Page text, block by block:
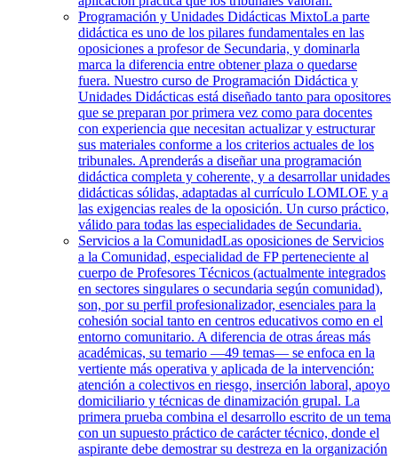
Programación y Unidades Didácticas MixtoLa parte
didáctica es uno de los pilares fundamentales en las
oposiciones a profesor de Secundaria, y dominarla
marca la diferencia entre obtener plaza o quedarse
fuera. Nuestro curso de Programación Didáctica y
Unidades Didácticas está diseñado tanto para opositores
que se preparan por primera vez como para docentes
con experiencia que necesitan actualizar y estructurar
sus materiales conforme a los criterios actuales de los
tribunales. Aprenderás a diseñar una programación
didáctica completa y coherente, y a desarrollar unidades
didácticas sólidas, adaptadas al currículo LOMLOE y a
las exigencias reales de la oposición. Un curso práctico,
válido para todas las especialidades de Secundaria.
Servicios a la ComunidadLas oposiciones de Servicios
a la Comunidad, especialidad de FP perteneciente al
cuerpo de Profesores Técnicos (actualmente integrados
en sectores singulares o secundaria según comunidad),
son, por su perfil profesionalizador, esenciales para la
cohesión social tanto en centros educativos como en el
entorno comunitario. A diferencia de otras áreas más
académicas, su temario —49 temas— se enfoca en la
vertiente más operativa y aplicada de la intervención:
atención a colectivos en riesgo, inserción laboral, apoyo
domiciliario y técnicas de dinamización grupal. La
primera prueba combina el desarrollo escrito de un tema
con un supuesto práctico de carácter técnico, donde el
aspirante debe demostrar su destreza en la organización